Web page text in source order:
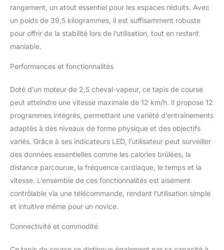
confortable : un tapis de
course à 6 couches, des
amortisseurs en silicone,
une surface
assurent une expérience
une meilleure stabilité
Pente manuelle de 8% :
Le tapis roulant propose
et 8%, pour un
entraînement plus
intensif et une sensation
de marche plus réaliste
comme sur une montée
Affichage LED,
télécommande et design
peu encombrant :
télécommande, éclairage
rangement, un atout essentiel pour les espaces réduits. Avec
un poids de 39,5 kilogrammes, il est suffisamment robuste
pour offrir de la stabilité lors de l’utilisation, tout en restant
maniable.
Performances et fonctionnalités
Doté d’un moteur de 2,5 cheval-vapeur, ce tapis de course
peut atteindre une vitesse maximale de 12 km/h. Il propose 12
programmes intégrés, permettant une variété d’entraînements
adaptés à des niveaux de forme physique et des objectifs
variés. Grâce à ses indicateurs LED, l’utilisateur peut surveiller
des données essentielles comme les calories brûlées, la
distance parcourue, la fréquence cardiaque, le temps et la
vitesse. L’ensemble de ces fonctionnalités est aisément
contrôlable via une télécommande, rendant l’utilisation simple
et intuitive même pour un novice.
Connectivité et commodité